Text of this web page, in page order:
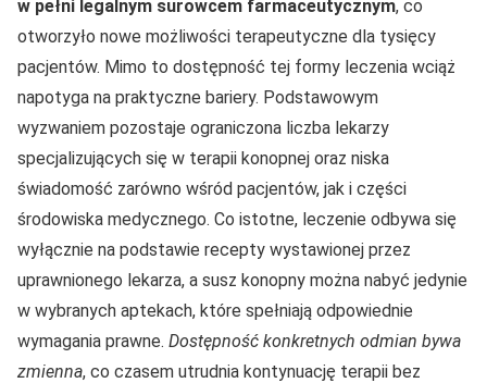
w pełni legalnym surowcem farmaceutycznym, co
otworzyło nowe możliwości terapeutyczne dla tysięcy
pacjentów. Mimo to dostępność tej formy leczenia wciąż
napotyga na praktyczne bariery. Podstawowym
wyzwaniem pozostaje ograniczona liczba lekarzy
specjalizujących się w terapii konopnej oraz niska
świadomość zarówno wśród pacjentów, jak i części
środowiska medycznego. Co istotne, leczenie odbywa się
wyłącznie na podstawie recepty wystawionej przez
uprawnionego lekarza, a susz konopny można nabyć jedynie
w wybranych aptekach, które spełniają odpowiednie
wymagania prawne. Dostępność konkretnych odmian bywa
zmienna, co czasem utrudnia kontynuację terapii bez